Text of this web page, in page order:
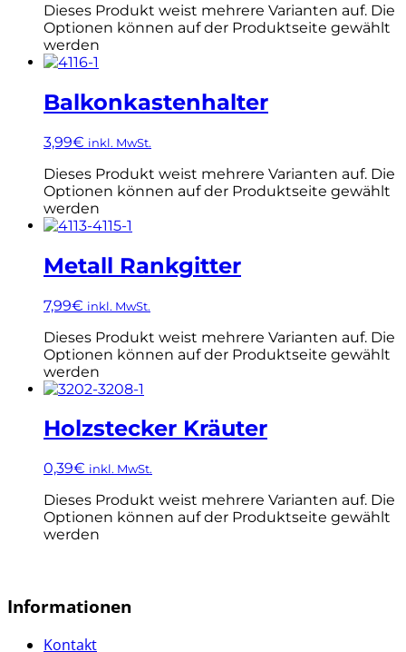
Dieses Produkt weist mehrere Varianten auf. Die
Optionen können auf der Produktseite gewählt
werden
Balkonkastenhalter
3,99€ inkl. MwSt.
Dieses Produkt weist mehrere Varianten auf. Die
Optionen können auf der Produktseite gewählt
werden
Metall Rankgitter
7,99€ inkl. MwSt.
Dieses Produkt weist mehrere Varianten auf. Die
Optionen können auf der Produktseite gewählt
werden
Holzstecker Kräuter
0,39€ inkl. MwSt.
Dieses Produkt weist mehrere Varianten auf. Die
Optionen können auf der Produktseite gewählt
werden
Informationen
Kontakt